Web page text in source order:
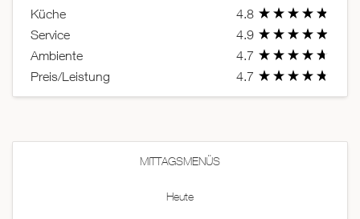
Küche
4.8
Service
4.9
Ambiente
4.7
Preis/Leistung
4.7
MITTAGSMENÜS
Heute